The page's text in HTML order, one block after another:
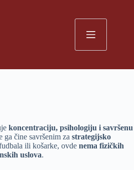
koncentraciju, psihologiju i savršenu
ga čine savršenim za strategijsko
ili košarke, ovde nema fizičkih
uslova.